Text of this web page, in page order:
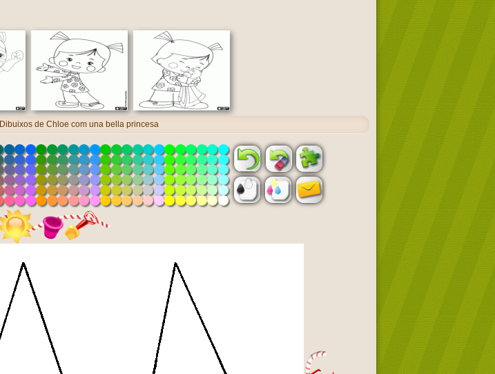
Dibuixos de Chloe com una bella princesa